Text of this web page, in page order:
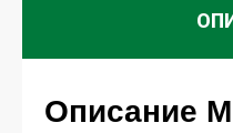
Описание